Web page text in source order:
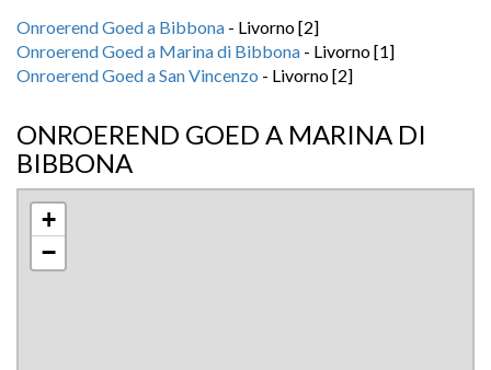
Onroerend Goed a Bibbona - Livorno [2]
Onroerend Goed a Marina di Bibbona - Livorno [1]
Onroerend Goed a San Vincenzo - Livorno [2]
ONROEREND GOED A MARINA DI
BIBBONA
+
−